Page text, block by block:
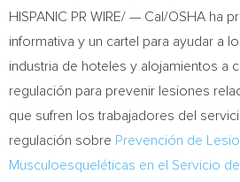
HISPANIC PR WIRE/ — Cal/OSHA ha
informativa y un cartel para ayudar a
industria de hoteles y alojamientos a
regulación para prevenir lesiones
que sufren los trabajadores del
regulación sobre Prevención de
Musculoesqueléticas en el Servicio